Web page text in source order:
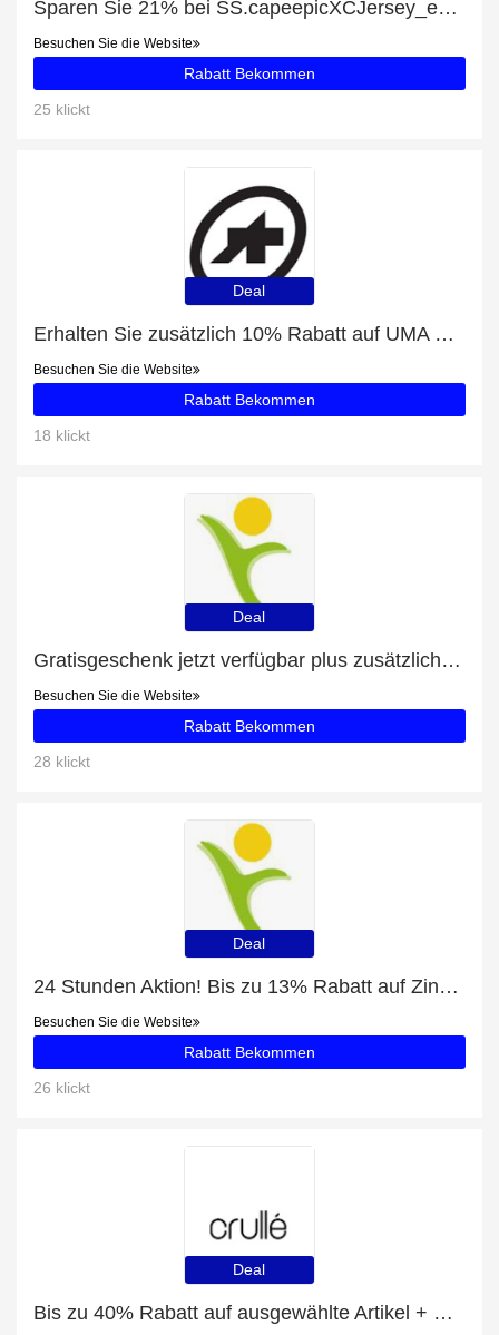
Sparen Sie 21% bei SS.capeepicXCJersey_evo7 Lady
Besuchen Sie die Website
Rabatt Bekommen
25 klickt
Deal
Erhalten Sie zusätzlich 10% Rabatt auf UMA GT Jersey C2 Drop Head
Besuchen Sie die Website
Rabatt Bekommen
18 klickt
Deal
Gratisgeschenk jetzt verfügbar plus zusätzliche 68-Angebote
Besuchen Sie die Website
Rabatt Bekommen
28 klickt
Deal
24 Stunden Aktion! Bis zu 13% Rabatt auf Zink Plus Vitamin C
Besuchen Sie die Website
Rabatt Bekommen
26 klickt
Deal
Bis zu 40% Rabatt auf ausgewählte Artikel + Crullé Luring C2-P12 mit 13% Rabatt